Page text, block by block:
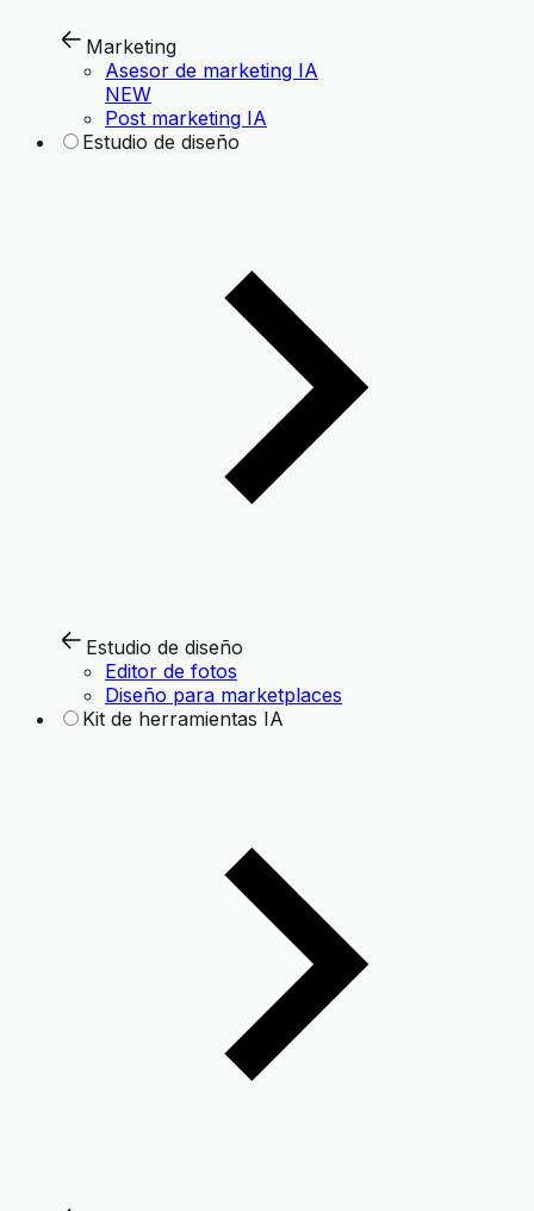
Marketing
Asesor de marketing IA
NEW
Post marketing IA
Estudio de diseño
Estudio de diseño
Editor de fotos
Diseño para marketplaces
Kit de herramientas IA